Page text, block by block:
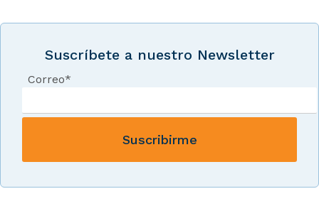
Suscríbete a nuestro Newsletter
Correo*